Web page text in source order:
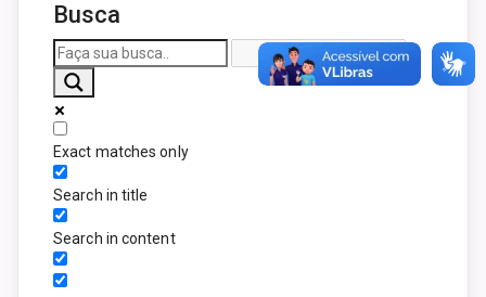
Busca
Exact matches only
Search in title
Search in content